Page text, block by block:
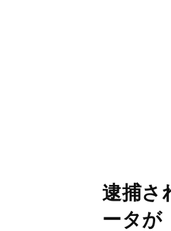
逮捕さ
ータが